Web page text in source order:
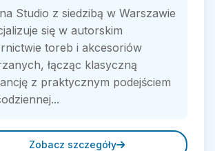
Studio z siedzibą w Warszawie
się w autorskim
toreb i akcesoriów
łącząc klasyczną
z praktycznym podejściem
Zobacz szczegóły